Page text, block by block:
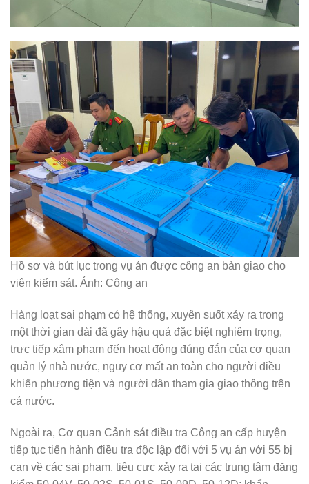
Hồ sơ và bút lục trong vụ án được công an bàn giao cho
viện kiểm sát. Ảnh: Công an
Hàng loạt sai phạm có hệ thống, xuyên suốt xảy ra trong
một thời gian dài đã gây hậu quả đặc biệt nghiêm trọng,
trực tiếp xâm phạm đến hoạt động đúng đắn của cơ quan
quản lý nhà nước, nguy cơ mất an toàn cho người điều
khiển phương tiện và người dân tham gia giao thông trên
cả nước.
Ngoài ra, Cơ quan Cảnh sát điều tra Công an cấp huyện
tiếp tục tiến hành điều tra độc lập đối với 5 vụ án với 55 bị
can về các sai phạm, tiêu cực xảy ra tại các trung tâm đăng